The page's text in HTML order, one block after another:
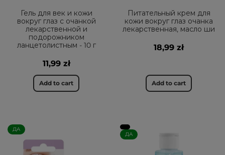
Гель для век и кожи
вокруг глаз с очанкой
лекарственной и
подорожником
ланцетолистным - 10 г
11,99 zł
Add to cart
Питательный крем для
кожи вокруг глаз очанка
лекарственная, масло ши
18,99 zł
Add to cart
ДА
ДА